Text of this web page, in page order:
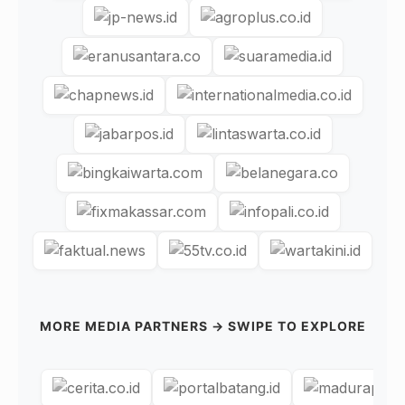
MORE MEDIA PARTNERS → SWIPE TO EXPLORE